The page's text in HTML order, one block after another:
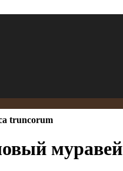
truncorum
муравей